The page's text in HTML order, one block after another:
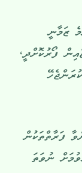
ޒަމާނީ
ފޯރުކޮށްދީ،
ފަރާތްތަކުން